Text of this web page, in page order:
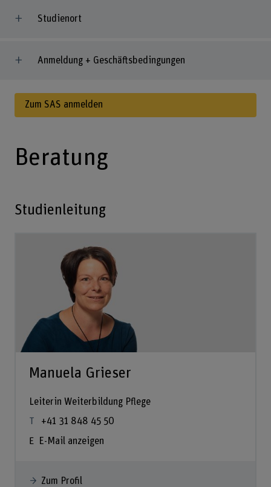
Studienort
Anmeldung + Geschäftsbedingungen
Zum SAS anmelden
Beratung
Studienleitung
Manuela Grieser
Leiterin Weiterbildung Pflege
+41 31 848 45 50
E-Mail anzeigen
Zum Profil